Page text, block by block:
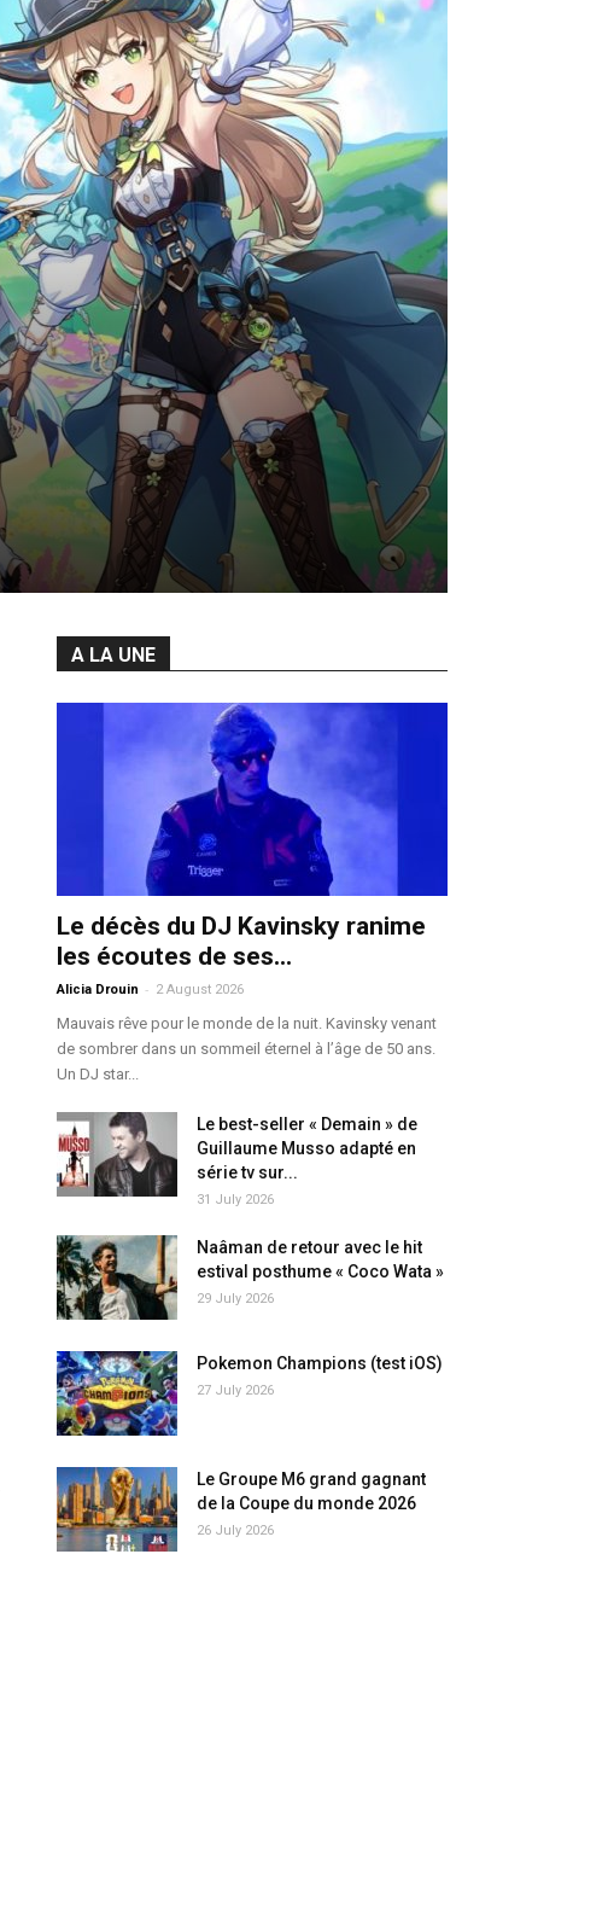
A LA UNE
Le décès du DJ Kavinsky ranime
les écoutes de ses...
Alicia Drouin - 2 August 2026
Mauvais rêve pour le monde de la nuit. Kavinsky venant
de sombrer dans un sommeil éternel à l’âge de 50 ans.
Un DJ star...
Le best-seller « Demain » de
Guillaume Musso adapté en
série tv sur...
31 July 2026
Naâman de retour avec le hit
estival posthume « Coco Wata »
29 July 2026
Pokemon Champions (test iOS)
27 July 2026
Le Groupe M6 grand gagnant
de la Coupe du monde 2026
26 July 2026